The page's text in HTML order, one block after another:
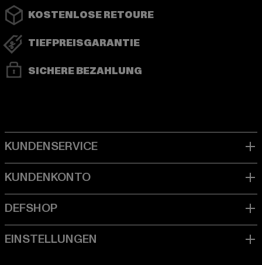
KOSTENLOSE RETOURE
TIEFPREISGARANTIE
SICHERE BEZAHLUNG